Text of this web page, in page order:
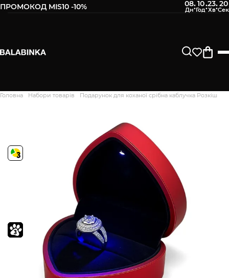
ПРОМОКОД MIS10 -10% 08:10:23: 19
Головна Набори товарів Подарунок для коханої срібна каблучка Розкіш
Дякуємо. Ваш відгук